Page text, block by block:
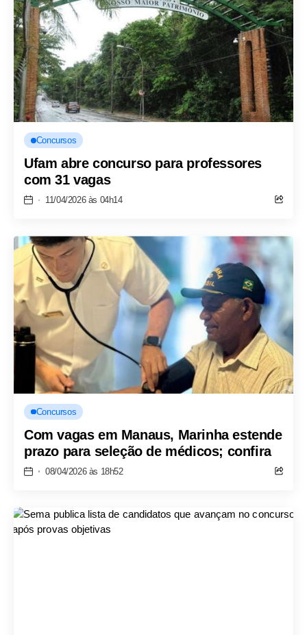
Concursos
Ufam abre concurso para professores
com 31 vagas
11/04/2026 às 04h14
Concursos
Com vagas em Manaus, Marinha estende
prazo para seleção de médicos; confira
08/04/2026 às 18h52